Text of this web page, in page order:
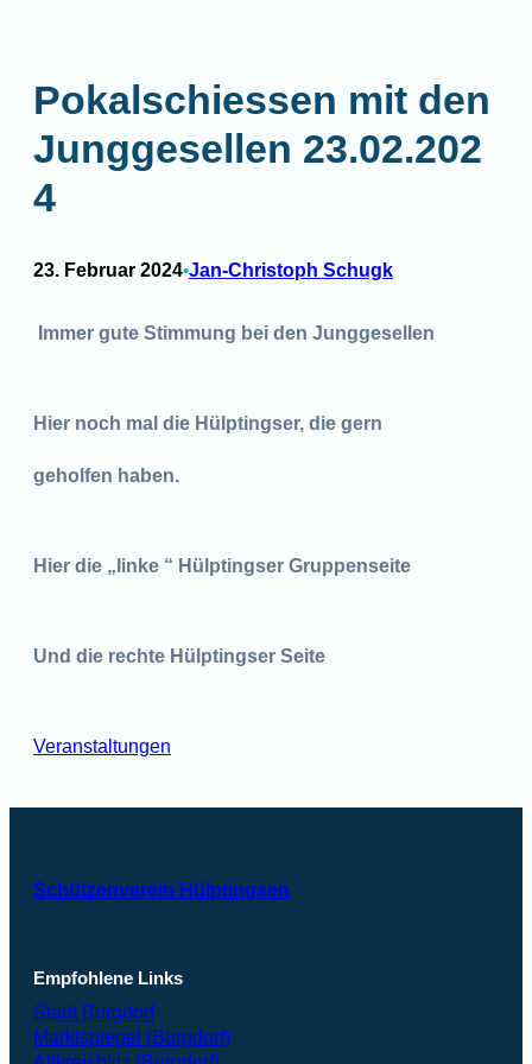
Pokalschiessen mit den
Junggesellen 23.02.202
4
23. Februar 2024•Jan-Christoph Schugk
Immer gute Stimmung bei den Junggesellen
Hier noch mal die Hülptingser, die gern
geholfen haben.
Hier die „linke “ Hülptingser Gruppenseite
Und die rechte Hülptingser Seite
Veranstaltungen
Schützenverein Hülptingsen
Empfohlene Links
Stadt Burgdorf
Marktspiegel (Burgdorf)